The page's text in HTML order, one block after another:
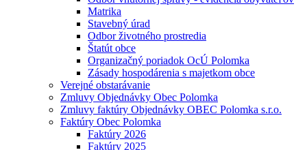
Matrika
Stavebný úrad
Odbor životného prostredia
Štatút obce
Organizačný poriadok OcÚ Polomka
Zásady hospodárenia s majetkom obce
Verejné obstarávanie
Zmluvy Objednávky Obec Polomka
Zmluvy faktúry Objednávky OBEC Polomka s.r.o.
Faktúry Obec Polomka
Faktúry 2026
Faktúry 2025